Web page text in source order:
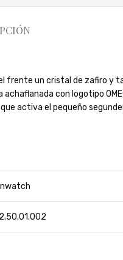
frente un cristal de zafiro y
con logotipo
activa el pequeño